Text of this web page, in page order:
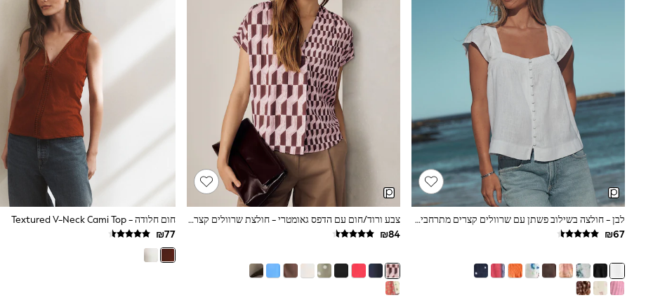
Occasion & Party
Schoolwear
Sets & Outfits
Shirts & Blouses
Shorts & Skirts
Sportswear
Sweatshirts & Hoodies
Swimwear
Tops & T-shirts
Tracksuits
The Pink Edit
Fruit Prints
Holiday Shop
Flower Girl & Bridesmaid Outfits
Toy Story
THE SET
Shop All Footwear
Sandals & Clogs
Boots
Half Sizes
School Shoes
לבן - חולצה בשילוב פשתן עם שרוולים קצרים מתרחבים וכפתורים בחזית
צבע ורוד/חום עם הדפס גאומטרי - חולצת שרוולים קצרים עם צווארון וי וללא רכיסה
חום חלודה - Textured V-Neck Cami Top